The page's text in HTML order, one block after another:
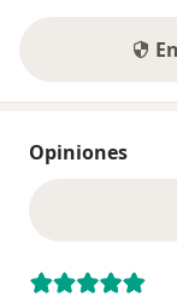
Opiniones